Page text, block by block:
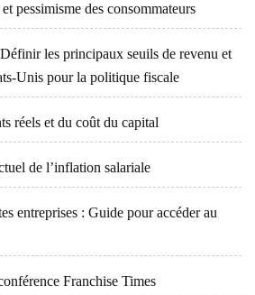
pessimisme des consommateurs
les principaux seuils de revenu et
Unis pour la politique fiscale
réels et du coût du capital
de l’inflation salariale
entreprises : Guide pour accéder au
Franchise Times